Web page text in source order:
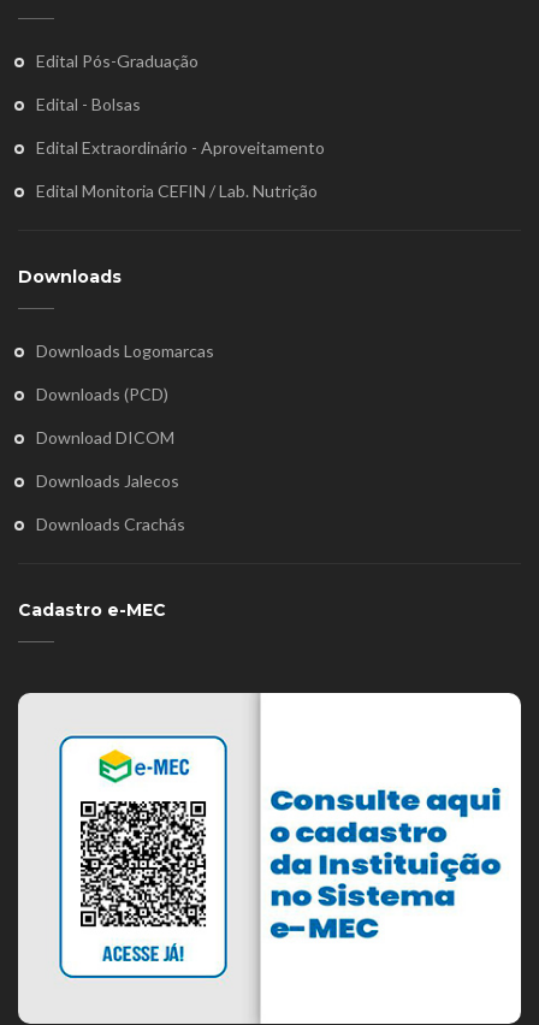
Edital Pós-Graduação
Edital - Bolsas
Edital Extraordinário - Aproveitamento
Edital Monitoria CEFIN / Lab. Nutrição
Downloads
Downloads Logomarcas
Downloads (PCD)
Download DICOM
Downloads Jalecos
Downloads Crachás
Cadastro e-MEC